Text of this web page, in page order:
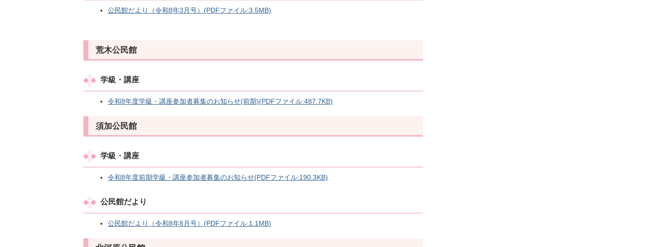
公民館だより（令和8年3月号）(PDFファイル:3.5MB)
荒木公民館
学級・講座
令和8年度学級・講座参加者募集のお知らせ(前期)(PDFファイル:487.7KB)
須加公民館
学級・講座
令和8年度前期学級・講座参加者募集のお知らせ(PDFファイル:190.3KB)
公民館だより
公民館だより（令和8年8月号）(PDFファイル:1.1MB)